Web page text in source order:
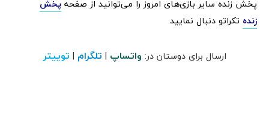
پخش زنده سایر بازی‌های امروز را می‌توانید از صفحه پخش
زنده تکراتو دنبال نمایید.
ارسال برای دوستان در: واتساپ | تلگرام | توییتر